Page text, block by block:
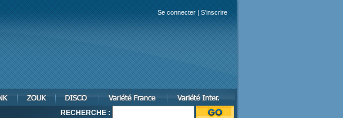
Se connecter | S'inscrire
RECHERCHE :